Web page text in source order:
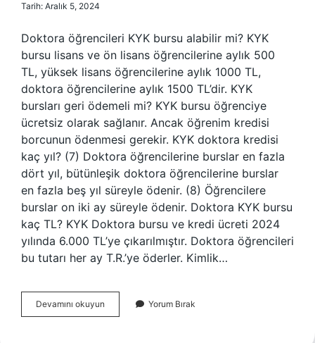
Tarih: Aralık 5, 2024
Doktora öğrencileri KYK bursu alabilir mi? KYK
bursu lisans ve ön lisans öğrencilerine aylık 500
TL, yüksek lisans öğrencilerine aylık 1000 TL,
doktora öğrencilerine aylık 1500 TL’dir. KYK
bursları geri ödemeli mi? KYK bursu öğrenciye
ücretsiz olarak sağlanır. Ancak öğrenim kredisi
borcunun ödenmesi gerekir. KYK doktora kredisi
kaç yıl? (7) Doktora öğrencilerine burslar en fazla
dört yıl, bütünleşik doktora öğrencilerine burslar
en fazla beş yıl süreyle ödenir. (8) Öğrencilere
burslar on iki ay süreyle ödenir. Doktora KYK bursu
kaç TL? KYK Doktora bursu ve kredi ücreti 2024
yılında 6.000 TL’ye çıkarılmıştır. Doktora öğrencileri
bu tutarı her ay T.R.’ye öderler. Kimlik…
Devamını okuyun
Doktora
Yorum Bırak